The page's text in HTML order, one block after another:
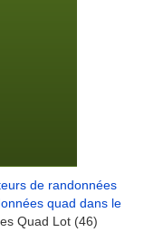
de randonnées
quad dans le
Quad Lot (46)